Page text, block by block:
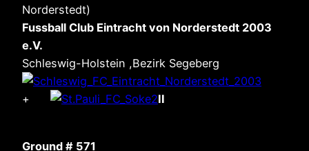
Norderstedt)
Fussball Club Eintracht von Norderstedt 2003
e.V.
Schleswig-Holstein ,Bezirk Segeberg
+ II
Ground # 571